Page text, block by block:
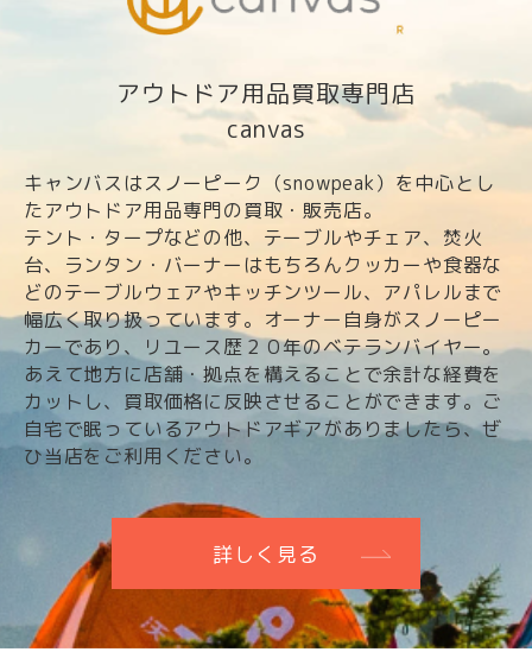
アウトドア用品買取専門店
canvas
キャンバスはスノーピーク（snowpeak）を中心とし
たアウトドア用品専門の買取・販売店。
テント・タープなどの他、テーブルやチェア、焚火
台、ランタン・バーナーはもちろんクッカーや食器な
どのテーブルウェアやキッチンツール、アパレルまで
幅広く取り扱っています。オーナー自身がスノーピー
カーであり、リユース歴２０年のベテランバイヤー。
あえて地方に店舗・拠点を構えることで余計な経費を
カットし、買取価格に反映させることができます。ご
自宅で眠っているアウトドアギアがありましたら、ぜ
ひ当店をご利用ください。
詳しく見る